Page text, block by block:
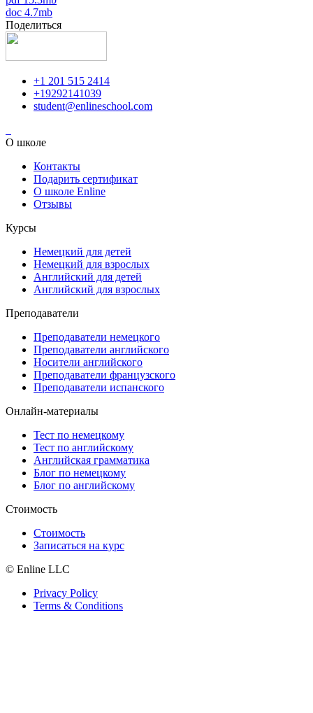
doc 4.7mb
Поделиться
+1 201 515 2414
+19292141039
student@enlineschool.com
О школе
Контакты
Подарить сертификат
О школе Enline
Отзывы
Курсы
Немецкий для детей
Немецкий для взрослых
Английский для детей
Английский для взрослых
Преподаватели
Преподаватели немецкого
Преподаватели английского
Носители английского
Преподаватели французского
Преподаватели испанского
Онлайн-материалы
Тест по немецкому
Тест по английскому
Английская грамматика
Блог по немецкому
Блог по английскому
Стоимость
Стоимость
Записаться на курс
© Enline LLC
Privacy Policy
Terms & Conditions